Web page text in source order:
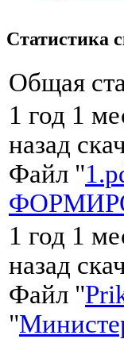
Статистика
Общая
1 год 1
назад
Файл "
1 год 1
назад
Файл "
"